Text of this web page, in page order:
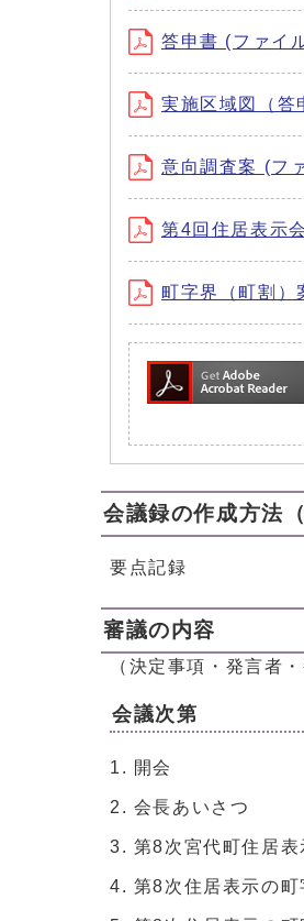
答申書 (ファイ
実施区域図（
意向調査案 (フ
第4回住居表示
町字界（町割
会議録の作成方法
要点記録
審議の内容
（決定事項・発言者
会議次第
開会
会長あいさつ
第8次宮代町住居
第8次住居表示の